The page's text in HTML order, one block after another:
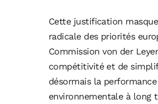
Cette justification
radicale des priorités
Commission von der
compétitivité et de
désormais la
environnementale à long